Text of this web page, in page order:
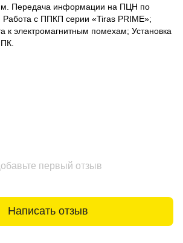
Передача информации на ПЦН по
с ППКП серии «Tiras PRIME»;
к электромагнитным помехам; Установка
первый отзыв
Написать отзыв